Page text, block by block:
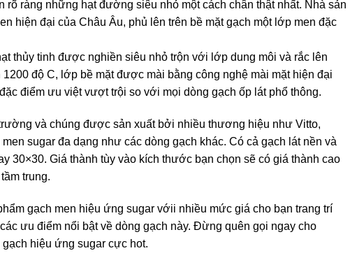
rõ ràng những hạt đường siêu nhỏ một cách chân thật nhất. Nhà sản
hiện đại của Châu Âu, phủ lên trên bề mặt gạch một lớp men đặc
thủy tinh được nghiền siêu nhỏ trộn với lớp dung môi và rắc lên
độ C, lớp bề mặt được mài bằng công nghệ mài mặt hiện đại
điểm ưu việt vượt trội so với mọi dòng gạch ốp lát phổ thông.
và chúng được sản xuất bởi nhiều thương hiệu như Vitto,
sugar đa dạng như các dòng gạch khác. Có cả gạch lát nền và
30×30. Giá thành tùy vào kích thước bạn chọn sẽ có giá thành cao
trung.
gạch men hiệu ứng sugar vớii nhiều mức giá cho bạn trang trí
ưu điểm nổi bật về dòng gạch này. Đừng quên gọi ngay cho
hiệu ứng sugar cực hot.